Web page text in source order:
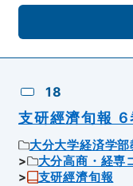
18
支研經濟旬報
大分大学経済学
大分高商・経専
支研經濟旬報